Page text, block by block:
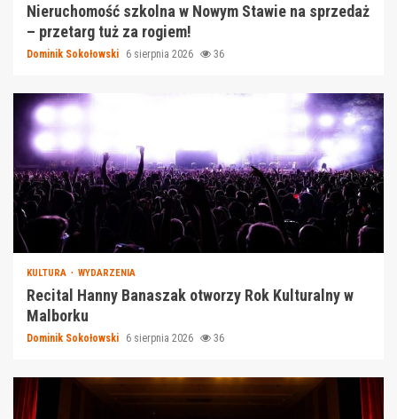
Nieruchomość szkolna w Nowym Stawie na sprzedaż
– przetarg tuż za rogiem!
Dominik Sokołowski 6 sierpnia 2026 36
KULTURA WYDARZENIA
Recital Hanny Banaszak otworzy Rok Kulturalny w
Malborku
Dominik Sokołowski 6 sierpnia 2026 36